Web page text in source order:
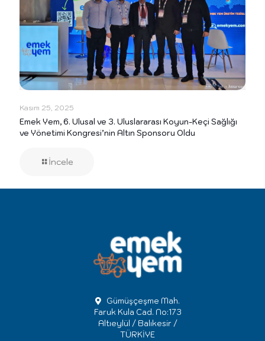
Kasım 25, 2025
Emek Yem, 6. Ulusal ve 3. Uluslararası Koyun-Keçi Sağlığı
ve Yönetimi Kongresi’nin Altın Sponsoru Oldu
İncele
Gümüşçeşme Mah.
Faruk Kula Cad. No:173
Altıeylül / Balıkesir /
TÜRKİYE